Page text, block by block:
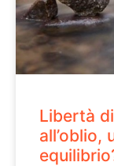
Libertà
all’oblio,